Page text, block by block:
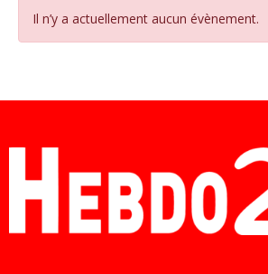
Il n’y a actuellement aucun évènement.